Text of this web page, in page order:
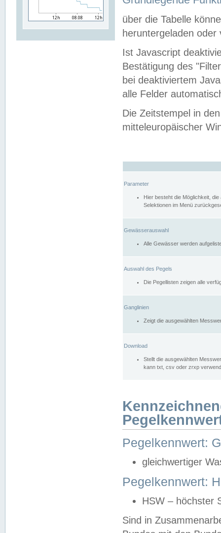
über die Tabelle
heruntergeladen oder
Ist Javascript
Bestätigung des
bei deaktiviertem
alle Felder
Die Zeitstempel in
mitteleuropäischer
Parameter
Hier besteht die Möglichkeit,
Selektionen im Menü
Gewässerauswahl
Alle Gewässer werden
Auswahl des Pegels
Die Pegellisten zeigen alle
Ganglinien
Zeigt die ausgewählten
Download
Stellt die ausgewählten
kann txt, csv oder zrxp
Pegelkennwert:
gleichwertiger
Pegelkennwert:
HSW – höchster
Sind in